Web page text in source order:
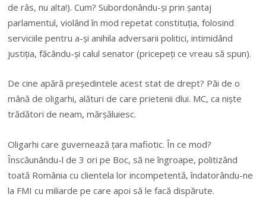
de râs, nu alta!). Cum? Subordonându-și prin șantaj
parlamentul, violând în mod repetat constituția, folosind
serviciile pentru a-și anihila adversarii politici, intimidând
justiția, făcându-și calul senator (pricepeți ce vreau să spun).
De cine apără președintele acest stat de drept? Păi de o
mână de oligarhi, alături de care prietenii dlui. MC, ca niște
trădători de neam, mărșăluiesc.
Oligarhi care guvernează țara mafiotic. În ce mod?
Înscăunându-l de 3 ori pe Boc, să ne îngroape, politizând
toată România cu clientela lor incompetentă, îndatorându-ne
la FMI cu miliarde pe care apoi să le facă dispărute.